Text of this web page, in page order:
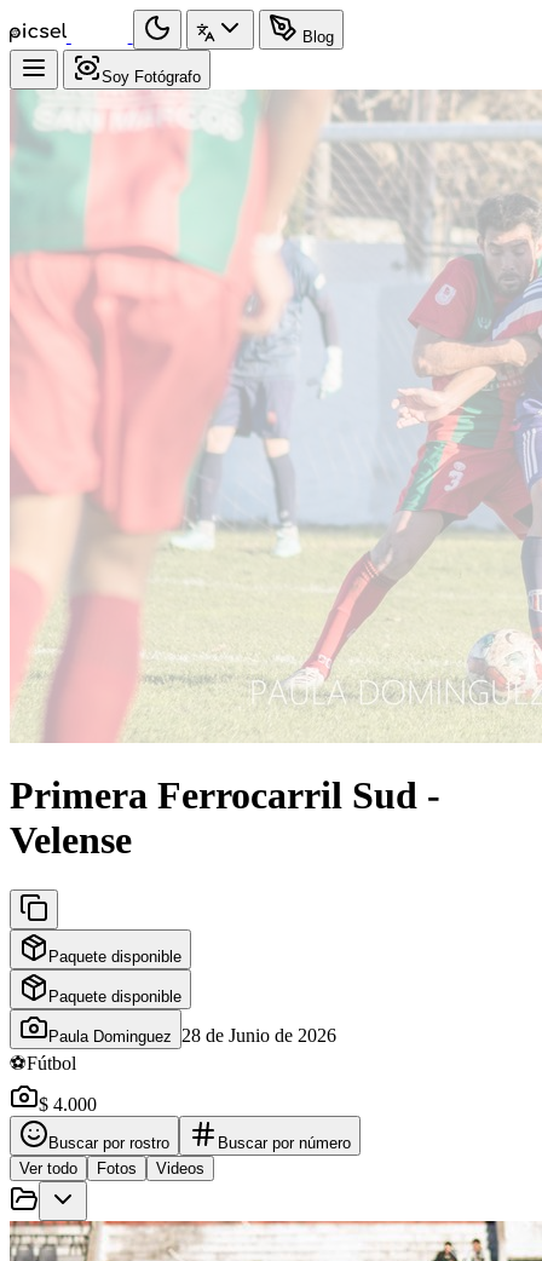
Blog
Soy Fotógrafo
Primera Ferrocarril Sud -
Velense
Paquete disponible
Paquete disponible
Paula Dominguez
28 de Junio de 2026
⚽Fútbol
$ 4.000
Buscar por rostro
Buscar por número
Ver todo
Fotos Videos